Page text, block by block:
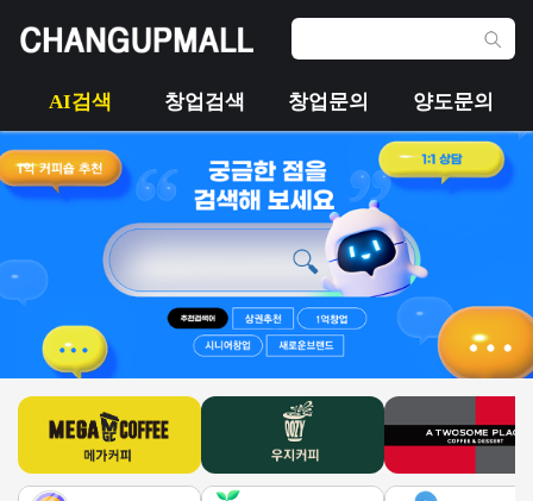
AI검색 창업검색 창업문의 양도문의